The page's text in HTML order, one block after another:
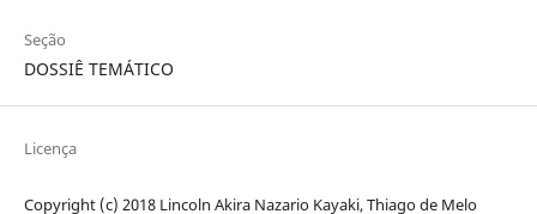
Seção
DOSSIÊ TEMÁTICO
Licença
Copyright (c) 2018 Lincoln Akira Nazario Kayaki, Thiago de Melo